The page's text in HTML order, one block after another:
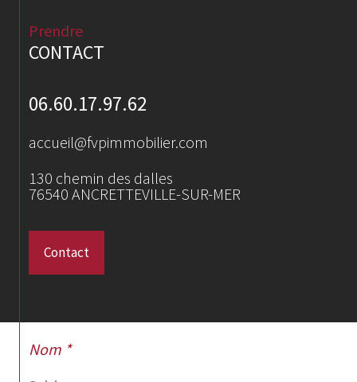
Nom *
Prendre
CONTACT
06.60.17.97.62
accueil@fvpimmobilier.com
130 chemin des dalles
76540
ANCRETTEVILLE-SUR-MER
Contact